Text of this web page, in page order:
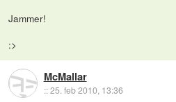
Jammer!
:>
McMallar
::25. feb 2010, 13:36